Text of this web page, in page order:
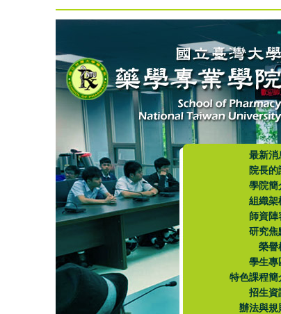
最新消
院長的
學院簡
組織架
師資陣
研究焦
榮譽
學生專
特色課程簡
招生資
辦法與規